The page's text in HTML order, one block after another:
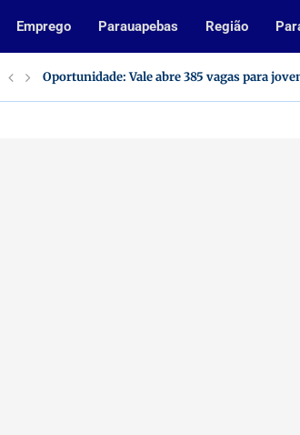
Emprego Parauapebas Região
Oportunidade: Vale abre 385 vagas para